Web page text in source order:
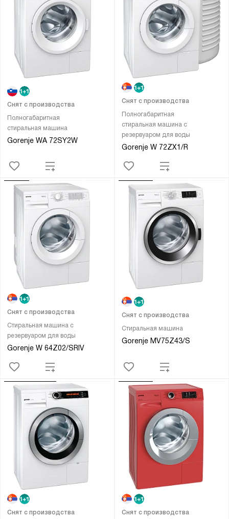
Полногабаритная
стиральная машина
Gorenje WA 72SY2W
Снят с производства
Полногабаритная
стиральная машина с
резервуаром для воды
Gorenje W 72ZX1/R
Снят с производства
Стиральная машина с
резервуаром для воды
Gorenje W 64Z02/SRIV
Снят с производства
Стиральная машина
Gorenje MV75Z43/S
Снят с производства
Снят с производства Снят с производства